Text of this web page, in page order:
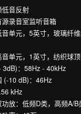
音反射
录音室监听音箱
单元，5英寸，玻璃纤
单元，1英寸，纺织球
3dB)：58Hz - 40kHz
(-10 dB)：46Hz
kHz
放：低频D类，高频A/B